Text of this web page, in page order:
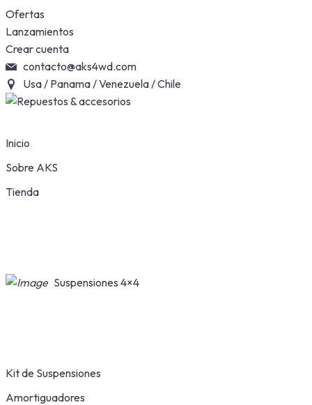
Skip
to
content
Ofertas
Lanzamientos
Crear cuenta
contacto@aks4wd.com
Usa / Panama / Venezuela / Chile
Inicio
Sobre AKS
Tienda
Suspensiones 4×4
Kit de Suspensiones
Amortiguadores